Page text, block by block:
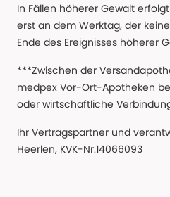
In Fällen höherer Gewalt
erst an dem Werktag, der
Ende des Ereignisses höherer
***Zwischen der
medpex Vor-Ort-Apotheken
oder wirtschaftliche
Ihr Vertragspartner und
Heerlen, KVK-Nr.14066093